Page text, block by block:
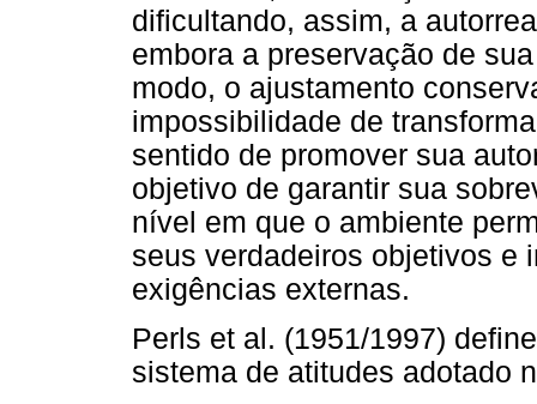
dificultando, assim, a
embora a preservação de
modo, o ajustamento
impossibilidade de
sentido de promover sua
objetivo de garantir sua
nível em que o ambiente
seus verdadeiros objetivos e
exigências externas.
Perls et al. (1951/1997)
sistema de atitudes adotado